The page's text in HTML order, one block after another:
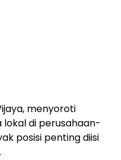
menyoroti
di perusahaan-
posisi penting diisi